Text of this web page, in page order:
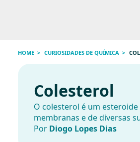
HOME CURIOSIDADES DE QUÍMICA
Colesterol
O colesterol é um
membranas e de diversas
Por Diogo Lopes Dias